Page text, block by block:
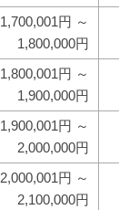
1,700,001円 ～
1,800,000円
1,800,001円 ～
1,900,000円
1,900,001円 ～
2,000,000円
2,000,001円 ～
2,100,000円